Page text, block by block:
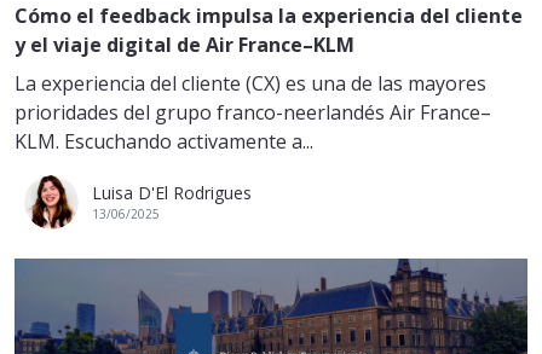
Cómo el feedback impulsa la experiencia del cliente
y el viaje digital de Air France–KLM
La experiencia del cliente (CX) es una de las mayores
prioridades del grupo franco-neerlandés Air France–
KLM. Escuchando activamente a...
Luisa D'El Rodrigues
13/06/2025